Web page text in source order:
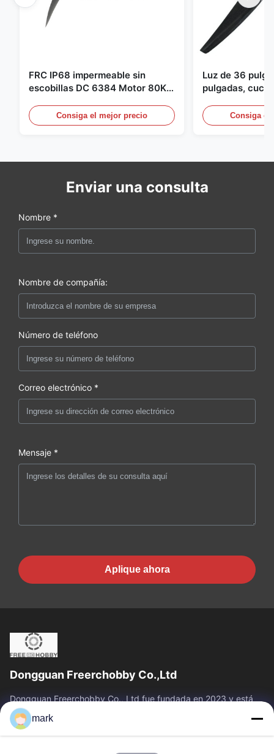
FRC IP68 impermeable sin
escobillas DC 6384 Motor 80KV
surf propulsor submarino hidro
Consiga el mejor precio
Luz de 36
pulgadas,
pulgadas para
Consiga el
Enviar una consulta
Nombre *
Nombre de compañía:
Número de teléfono
Correo electrónico *
Mensaje *
Aplique ahora
Dongguan Freerchobby Co.,Ltd
Dongguan Freerchobby Co., Ltd fue fundada en 2023 y está
ubicada en Dongguan, conocida como la fábrica del mundo.La
moderna fábrica de Ltd. se...
Vínculos Rápidos
mark